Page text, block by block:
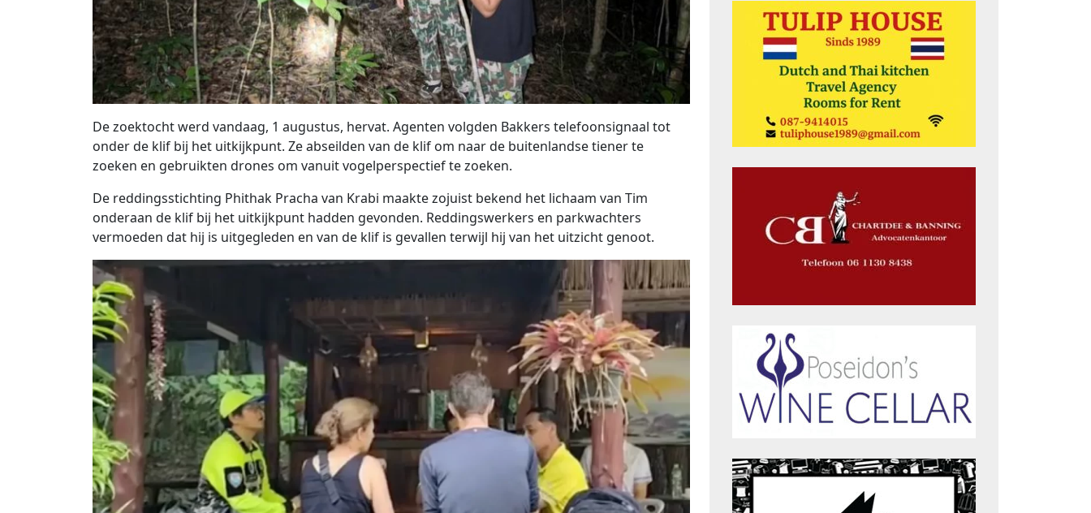
De zoektocht werd vandaag, 1 augustus, hervat. Agenten volgden Bakkers telefoonsignaal tot
onder de klif bij het uitkijkpunt. Ze abseilden van de klif om naar de buitenlandse tiener te
zoeken en gebruikten drones om vanuit vogelperspectief te zoeken.
De reddingsstichting Phithak Pracha van Krabi maakte zojuist bekend het lichaam van Tim
onderaan de klif bij het uitkijkpunt hadden gevonden. Reddingswerkers en parkwachters
vermoeden dat hij is uitgegleden en van de klif is gevallen terwijl hij van het uitzicht genoot.